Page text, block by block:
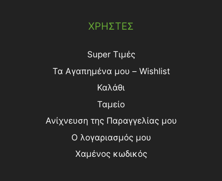
ΧΡΗΣΤΕΣ
Super Τιμές
Τα Αγαπημένα μου – Wishlist
Καλάθι
Ταμείο
Ανίχνευση της Παραγγελίας μου
Ο λογαριασμός μου
Χαμένος κωδικός